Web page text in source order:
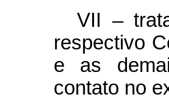
VII –
respectivo
e as
contato no